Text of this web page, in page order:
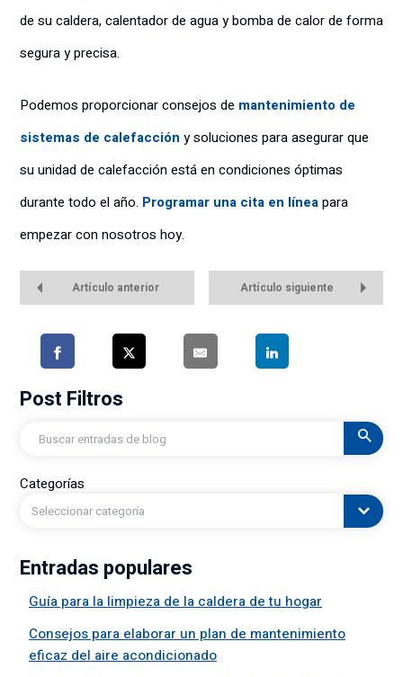
de su caldera, calentador de agua y bomba de calor de forma
segura y precisa.
Podemos proporcionar consejos de mantenimiento de
sistemas de calefacción y soluciones para asegurar que
su unidad de calefacción está en condiciones óptimas
durante todo el año. Programar una cita en líneapara
empezar con nosotros hoy.
Artículo anterior Artículo siguiente
Post Filtros
Buscar
en
Categorías
Seleccionar categoría
Entradas populares
Guía para la limpieza de la caldera de tu hogar
Consejos para elaborar un plan de mantenimiento
eficaz del aire acondicionado